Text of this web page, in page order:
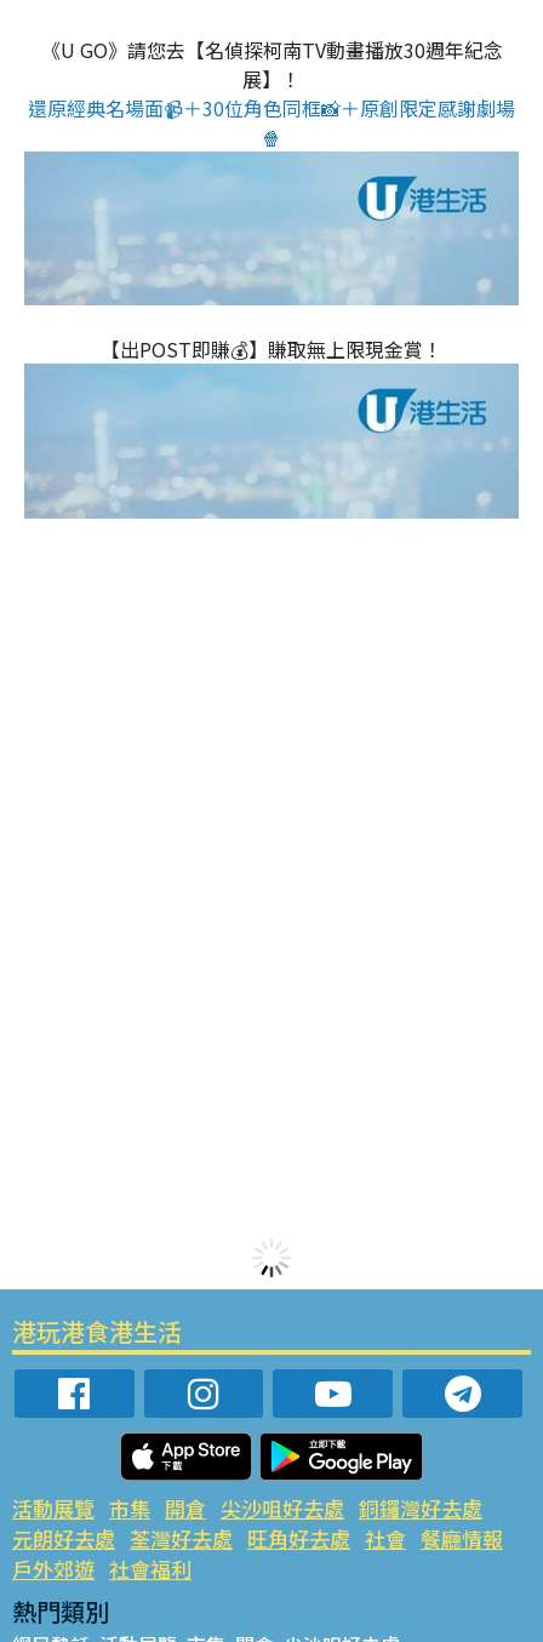
《U GO》請您去【名偵探柯南TV動畫播放30週年紀念
展】！
還原經典名場面📹＋30位角色同框📸＋原創限定感謝劇場
🍿
【出POST即賺💰】賺取無上限現金賞！
港玩港食港生活
活動展覽 市集 開倉 尖沙咀好去處 銅鑼灣好去處
元朗好去處 荃灣好去處 旺角好去處 社會 餐廳情報
戶外郊遊 社會福利
熱門類別